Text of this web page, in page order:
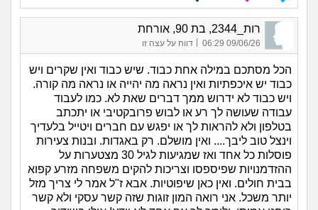
רות_2344, בת 90, אורחת
09/06/26 06:29 דווח על עצה זו
הכל מסתכם במילה אחת כבוד. שיש כבוד ואין שקרים ויש
כבוד יש איכפתיות ואין נראה מה יהייה או נראה מה קורה.
ויש כבוד לא ידרוש ממך דברים שאת לא. כמו לעבוד
עבודה שעושה לך רע או לבוש פרובקטיבי או יתכתב
בטלפון ולא להראות לך או יפגש עם חברים ויטייל בלעדיך
וינצל טוב ליבך.... ואין מושלם. רק באגדות. ובנות צעירות
פוסלות כל אחד ואז שמגיעות לגיל 30 מצטערות על
ההזדמנויות שפיספסו וצריכות להקים משפחה מזרע קפוא
בבית חולים. ואין כאן שיפוטיות. אבא ז"ל אמר לי צריך מזל
יותר משכל. אני רואה המון זוגות שזה קשר עסקי ולא קשר